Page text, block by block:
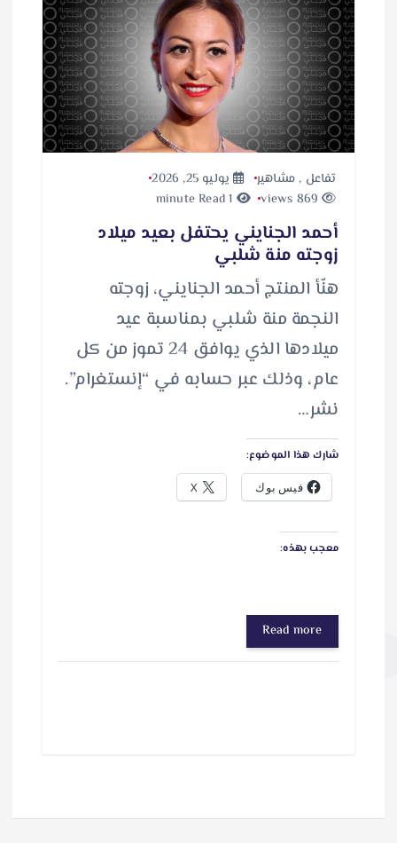
تفاعل , مشاهير
يوليو 25, 2026
869 views
أحمد الجنايني يحتفل بعيد ميلاد
زوجته منة شلبي
هنّأ المنتج أحمد الجنايني، زوجته
النجمة منة شلبي بمناسبة عيد
ميلادها الذي يوافق 24 تموز من كل
عام، وذلك عبر حسابه في “إنستغرام”.
نشر…
شارك هذا الموضوع:
فيس بوك X
معجب بهذه:
Read more